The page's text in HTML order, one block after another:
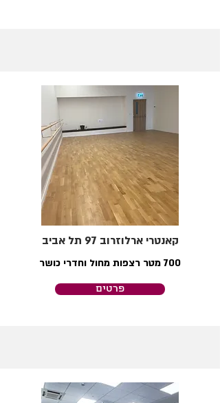
קאנטרי ארלוזרוב 97 תל אביב
700 מטר רצפות מחול וחדרי כושר
פרטים